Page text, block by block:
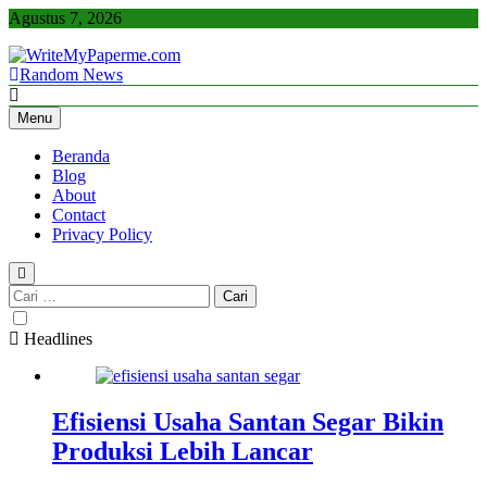
Skip
content
Agustus 7, 2026
WriteMyPaperme.com
Bisnis, Kuliner, Teknologi
Random News
Menu
Beranda
Blog
About
Contact
Privacy Policy
Cari
untuk:
Headlines
Efisiensi Usaha Santan Segar Bikin
Produksi Lebih Lancar